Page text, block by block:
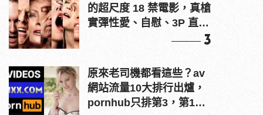
的超尺度 18 禁電影，真槍
實彈性愛、自慰、3P 直接
3
原來老司機都看這些？av
網站流量10大排行出爐，
pornhub只排第3，第1名